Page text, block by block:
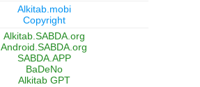
Alkitab.mobi
Copyright
Alkitab.SABDA.org
Android.SABDA.org
SABDA.APP
BaDeNo
Alkitab GPT